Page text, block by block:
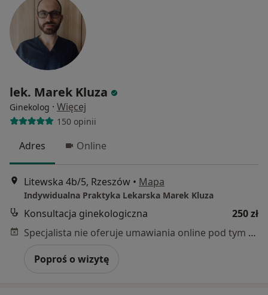
lek. Marek Kluza
Ginekolog · Więcej
150 opinii
Adres Online
Litewska 4b/5, Rzeszów • Mapa
Indywidualna Praktyka Lekarska Marek Kluza
Konsultacja ginekologiczna
250 zł
Specjalista nie oferuje umawiania online pod tym adresem.
Poproś o wizytę